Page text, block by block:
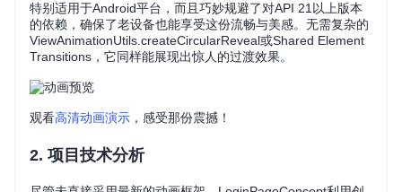
特别适用于Android平台，而且巧妙规避了对API 21以上版本
的依赖，确保了老设备也能享受这份流畅与美感。无需复杂的
ViewAnimationUtils.createCircularReveal或Shared Element
Transitions，它同样能展现出惊人的过渡效果。
观看高清动画演示 ，感受那份震撼！
2. 项目技术分析